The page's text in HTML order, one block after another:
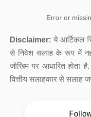
Error or
Disclaimer: ये आर्टिकल
से निवेश सलाह के रूप में नहीं
जोखिम पर आधारित होता
वित्तीय सलाहकार से सलाह